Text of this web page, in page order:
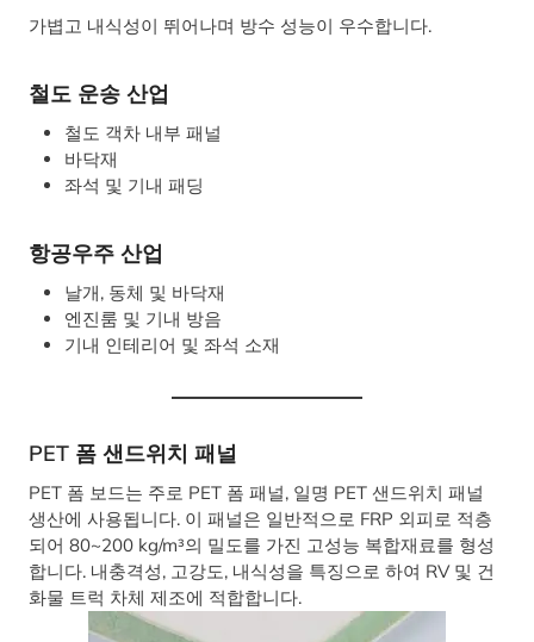
가볍고 내식성이 뛰어나며 방수 성능이 우수합니다.
철도 운송 산업
철도 객차 내부 패널
바닥재
좌석 및 기내 패딩
항공우주 산업
날개, 동체 및 바닥재
엔진룸 및 기내 방음
기내 인테리어 및 좌석 소재
PET 폼 샌드위치 패널
PET 폼 보드는 주로 PET 폼 패널, 일명 PET 샌드위치 패널
생산에 사용됩니다. 이 패널은 일반적으로 FRP 외피로 적층
되어 80~200 kg/m³의 밀도를 가진 고성능 복합재료를 형성
합니다. 내충격성, 고강도, 내식성을 특징으로 하여 RV 및 건
화물 트럭 차체 제조에 적합합니다.